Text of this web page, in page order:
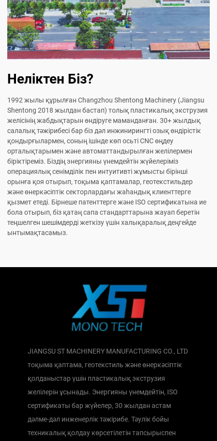
Неліктен Біз?
1992 жылы құрылған Changzhou Shentong Machinery (Jiangsu
Shentong 2018 жылдан бастап) толық пластикалық экструзия
желісінің жабдықтарын өндіруге маманданған. 30+ жылдық
салалық тәжірибесі бар біз дәл инжинирингті озық өндірістік
қондырғылармен, соның ішінде көп осьті CNC өңдеу
орталықтарымен және автоматтандырылған желілермен
біріктіреміз. Біздің энергияны үнемдейтін жүйелеріміз
операциялық сенімділік пен интуитивті жұмысты бірінші
орынға қоя отырып, тоқыма қаптамалар, геотекстильдер
және өнеркәсіптік секторлардағы жаһандық клиенттерге
қызмет етеді. Бірнеше патенттерге және ISO сертификатына ие
бола отырып, біз қатаң сапа стандарттарына жауап беретін
теңшелген шешімдерді жеткізу үшін халықаралық деңгейде
ынтымақтасамыз.
JIANGSU ST MACHINERY MANUFACTURING CO., LTD
тоқыма қаптама, геотекстиль және өнеркәсіптік
қолданыстар үшін пластикалық экструзия
желілерін ұсынады. Энергияны үнемдейтін, ISO
сертификаты бар жүйелер, 30 жылдан астам
дәлме-дәл инженерлік тәжірибе. Тәулік бойы
техникалық қолдау көрсетілетін тапсырыспен